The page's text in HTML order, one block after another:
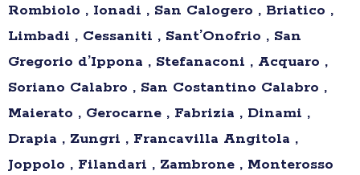
Rombiolo , Ionadi , San Calogero , Briatico ,
Limbadi , Cessaniti , Sant’Onofrio , San
Gregorio d’Ippona , Stefanaconi , Acquaro ,
Soriano Calabro , San Costantino Calabro ,
Maierato , Gerocarne , Fabrizia , Dinami ,
Drapia , Zungri , Francavilla Angitola ,
Joppolo , Filandari , Zambrone , Monterosso